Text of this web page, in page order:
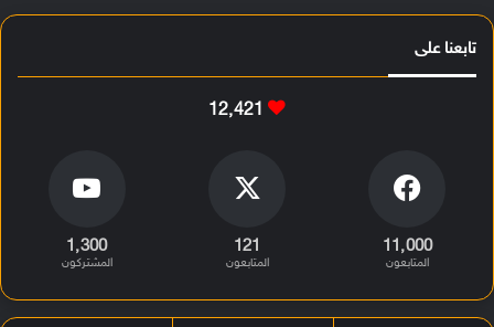
تابعنا على
12٬421
11٬000
المتابعون
121
المتابعون
1٬300
المشتركون